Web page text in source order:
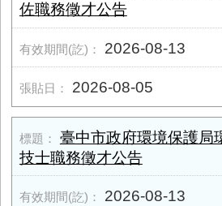
佐職務徵才公告
2026-08-13
2026-08-05
臺中市政府環境保護局
技士職務徵才公告
2026-08-13